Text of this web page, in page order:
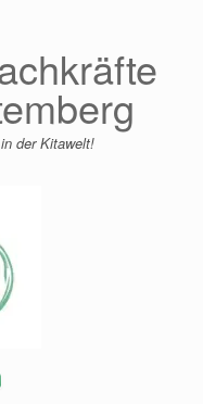
der Kitawelt!